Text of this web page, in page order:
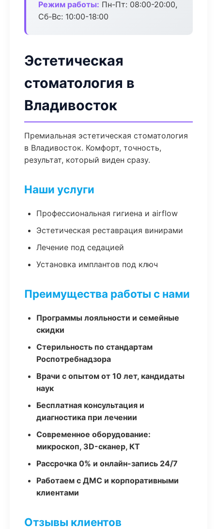
Режим работы: Пн-Пт: 08:00-20:00,
Сб-Вс: 10:00-18:00
Эстетическая
стоматология в
Владивосток
Премиальная эстетическая стоматология
в Владивосток. Комфорт, точность,
результат, который виден сразу.
Наши услуги
Профессиональная гигиена и airflow
Эстетическая реставрация винирами
Лечение под седацией
Установка имплантов под ключ
Преимущества работы с нами
Программы лояльности и семейные
скидки
Стерильность по стандартам
Роспотребнадзора
Врачи с опытом от 10 лет, кандидаты
наук
Бесплатная консультация и
диагностика при лечении
Современное оборудование:
микроскоп, 3D-сканер, КТ
Рассрочка 0% и онлайн-запись 24/7
Работаем с ДМС и корпоративными
клиентами
Отзывы клиентов